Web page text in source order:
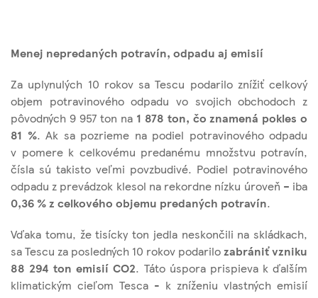
Menej nepredaných potravín, odpadu aj emisií
Za uplynulých 10 rokov sa Tescu podarilo znížiť celkový
objem potravinového odpadu vo svojich obchodoch z
pôvodných 9 957 ton na 1 878 ton, čo znamená pokles o
81 %. Ak sa pozrieme na podiel potravinového odpadu
v pomere k celkovému predanému množstvu potravín,
čísla sú takisto veľmi povzbudivé. Podiel potravinového
odpadu z prevádzok klesol na rekordne nízku úroveň – iba
0,36 % z celkového objemu predaných potravín.
Vďaka tomu, že tisícky ton jedla neskončili na skládkach,
sa Tescu za posledných 10 rokov podarilozabrániť vzniku
88 294 ton emisií CO2. Táto úspora prispieva k ďalším
klimatickým cieľom Tesca - k zníženiu vlastných emisií